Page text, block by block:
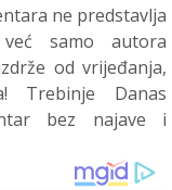
ne predstavlja
samo autora
od vrijeđanja,
Trebinje Danas
bez najave i